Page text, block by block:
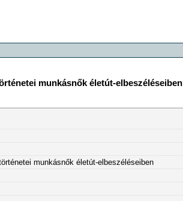
munkásnők életút-elbeszéléseiben
munkásnők életút-elbeszéléseiben